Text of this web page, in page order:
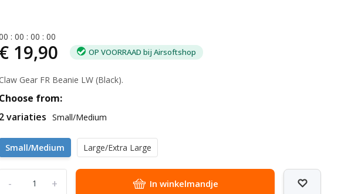
0 :00 :00 :00
€ 19,90 OP VOORRAAD bij Airsoftshop
Gear FR Beanie LW (Black).
Choose from:
2 variaties Small/Medium
Small/Medium Large/Extra Large
+
- In winkelmandje